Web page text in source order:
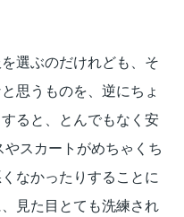
選ぶのだけれども、そ
思うものを、逆にちょ
ると、とんでもなく安
スカートがめちゃくち
なかったりすることに
見た目とても洗練され